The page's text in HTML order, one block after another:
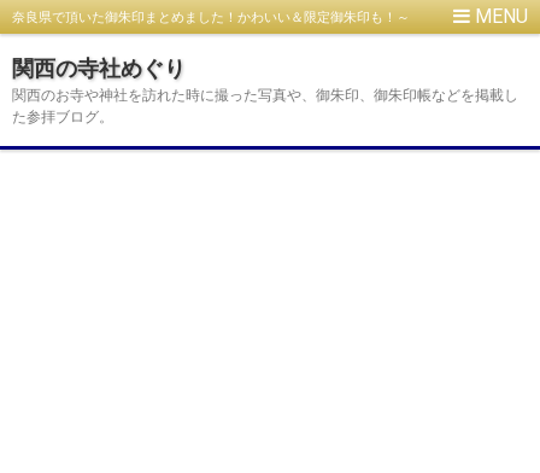
奈良県で頂いた御朱印まとめました！かわいい＆限定御朱印も！～
関西の寺社めぐり
関西のお寺や神社を訪れた時に撮った写真や、御朱印、御朱印帳などを掲載し
た参拝ブログ。